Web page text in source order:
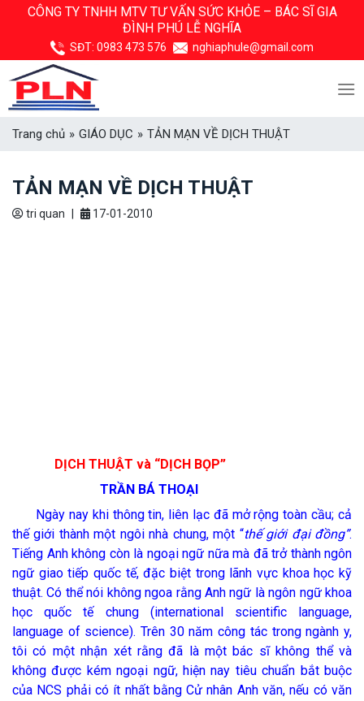
CÔNG TY TNHH MTV TƯ VẤN SỨC KHỎE – BÁC SĨ GIA
ĐÌNH PHÚ LỄ NGHĨA
SĐT: 0983 473 576 nghiaphule@gmail.com
Trang chủ » GIÁO DỤC » TẢN MẠN VỀ DỊCH THUẬT
TẢN MẠN VỀ DỊCH THUẬT
tri quan 17-01-2010
DỊCH THUẬT và “DỊCH BỌP”
TRẦN BÁ THOẠI
Ngày nay khi thông tin, liên lạc đã mở rộng toàn cầu; cả
thế giới thành một ngôi nhà chung, một “thế giới đại đồng”.
Tiếng Anh không còn là ngoại ngữ nữa mà đã trở thành ngôn
ngữ giao tiếp quốc tế, đặc biệt trong lãnh vực khoa học kỹ
thuật. Có thể nói không ngoa rằng Anh ngữ là ngôn ngữ khoa
học quốc tế chung (international scientific language,
language of science). Trên 30 năm công tác trong ngành y,
tôi có một nhận xét rằng đã là một bác sĩ không thể và
không được kém ngoại ngữ, hiện nay tiêu chuẩn bắt buộc
của NCS phải có ít nhất bằng Cử nhân Anh văn, nếu có văn